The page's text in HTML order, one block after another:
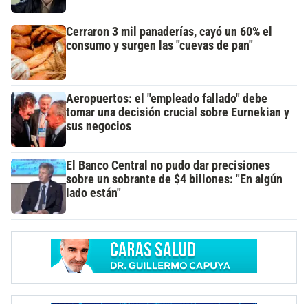
Cerraron 3 mil panaderías, cayó un 60% el
consumo y surgen las "cuevas de pan"
Aeropuertos: el "empleado fallado" debe
tomar una decisión crucial sobre Eurnekian y
sus negocios
El Banco Central no pudo dar precisiones
sobre un sobrante de $4 billones: "En algún
lado están"